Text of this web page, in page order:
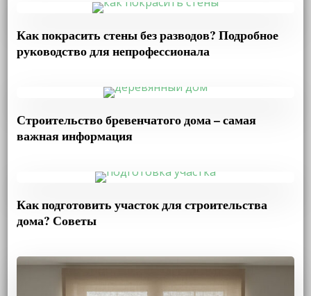
Как покрасить стены без разводов? Подробное
руководство для непрофессионала
Строительство бревенчатого дома – самая
важная информация
Как подготовить участок для строительства
дома? Советы